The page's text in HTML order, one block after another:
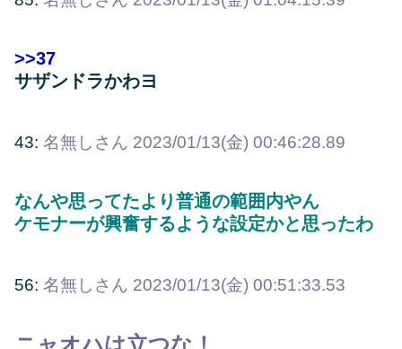
>>37
サザンドラかわヨ
43: 名無しさん 2023/01/13(金) 00:46:28.89
なんや思ってたより普通の範囲内やん
ケモナーが興奮するような設定かと思ったわ
56: 名無しさん 2023/01/13(金) 00:51:33.53